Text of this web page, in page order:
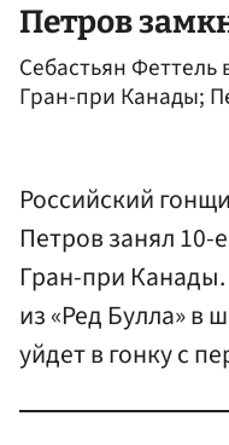
Петров
Себастьян
Гран-при Канады;
Российский
Петров занял
Гран-при
из «Ред Булла» в
уйдет в гонку с